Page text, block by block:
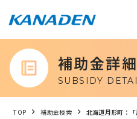
補助金詳細
SUBSIDY
TOP 補助金検索 北海道月形町：